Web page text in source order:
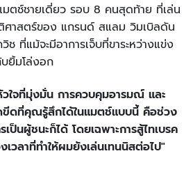
ตช์ชายเดี่ยว รอบ 8 คนสุดท้าย ที่เล่น
ศาสตร์ของ แกรนด์ สแลม วิมเบิลดัน
ช ที่แม้จะมีอาการเจ็บที่ขาระหว่างแข่ง
ยิ้มโล่งอก
ใจที่มุ่งมั่น การควบคุมอารมณ์ และ
ขีดที่คุณรู้สึกได้ในแมตช์แบบนี้ คือช่วง
ป็นผู้ชนะก็ได้ โดยเฉพาะการสู้ไทเบรค
วลาที่ทำให้ผมยังเล่นเทนนิสต่อไป"